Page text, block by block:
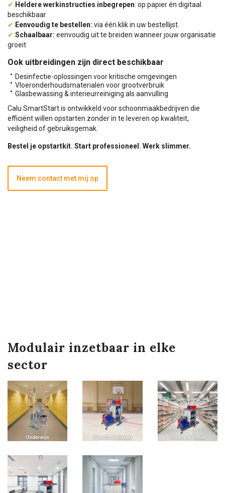
✔ Heldere werkinstructies inbegrepen: op papier én digitaal
beschikbaar
✔ Eenvoudig te bestellen: via één klik in uw bestellijst.
✔ Schaalbaar: eenvoudig uit te breiden wanneer jouw organisatie
groeit
Ook uitbreidingen zijn direct beschikbaar
Desinfectie-oplossingen voor kritische omgevingen
Vloeronderhoudsmaterialen voor grootverbruik
Glasbewassing & interieurreiniging als aanvulling
Calu SmartStart is ontwikkeld voor schoonmaakbedrijven die
efficiënt willen opstarten zonder in te leveren op kwaliteit,
veiligheid of gebruiksgemak.
Bestel je opstartkit. Start professioneel. Werk slimmer.
Neem contact met mij op
Modulair inzetbaar in elke
sector